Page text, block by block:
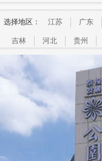
选择地区： 江苏 广东
吉林 河北 贵州